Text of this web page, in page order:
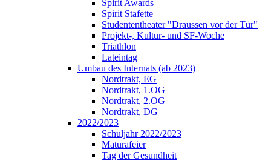
Spirit Awards
Spirit Stafette
Studententheater "Draussen vor der Tür"
Projekt-, Kultur- und SF-Woche
Triathlon
Lateintag
Umbau des Internats (ab 2023)
Nordtrakt, EG
Nordtrakt, 1.OG
Nordtrakt, 2.OG
Nordtrakt, DG
2022/2023
Schuljahr 2022/2023
Maturafeier
Tag der Gesundheit